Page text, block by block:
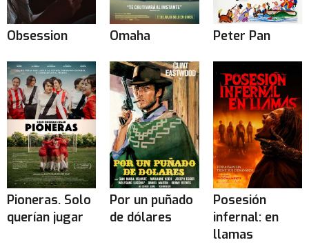
Obsession Omaha Peter Pan
Pioneras. Solo
querían jugar
Por un puñado
de dólares
Posesión
infernal: en
llamas